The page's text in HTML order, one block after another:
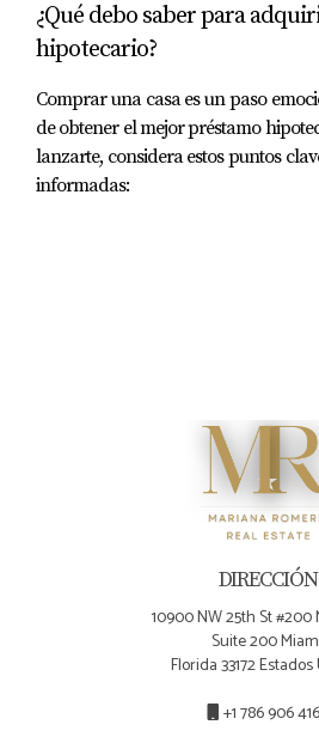
¿Qué debo saber para
hipotecario?
Comprar una casa es un paso
de obtener el mejor préstamo
lanzarte, considera estos puntos
informadas:
DIRECCIÓN
10900 NW 25th St #200
Suite 200
Florida 33172
+1 786 906